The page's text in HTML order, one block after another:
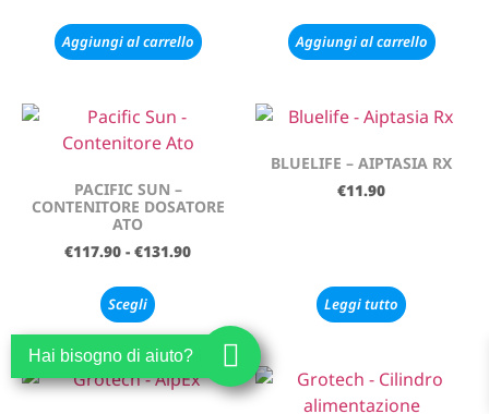
Aggiungi al carrello Aggiungi al carrello
PACIFIC SUN –
CONTENITORE DOSATORE
ATO
€117.90 - €131.90
Scegli
BLUELIFE – AIPTASIA RX
€11.90
Leggi tutto
Hai bisogno di aiuto?